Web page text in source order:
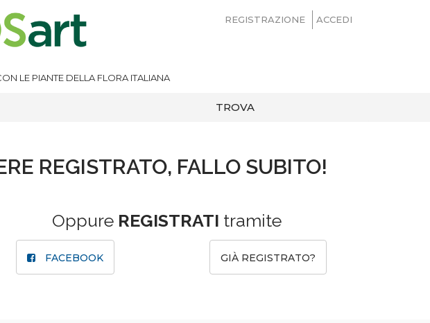
ACCEDI
REGISTRAZIONE
LE PIANTE DELLA FLORA ITALIANA
TROVA
REGISTRATO, FALLO SUBITO!
Oppure REGISTRATI tramite
FACEBOOK GIÀ REGISTRATO?